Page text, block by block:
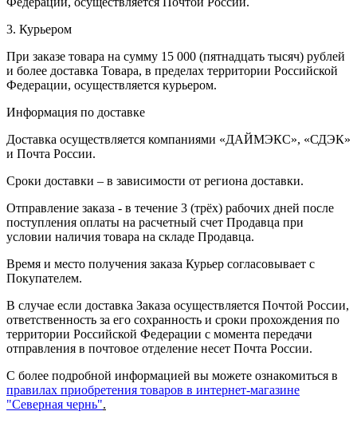
3. Курьером
При заказе товара на сумму 15 000 (пятнадцать тысяч) рублей
и более доставка Товара, в пределах территории Российской
Федерации, осуществляется курьером.
Информация по доставке
Доставка осуществляется компаниями «ДАЙМЭКС», «СДЭК»
и Почта России.
Сроки доставки – в зависимости от региона доставки.
Отправление заказа - в течение 3 (трёх) рабочих дней после
поступления оплаты на расчетный счет Продавца при
условии наличия товара на складе Продавца.
Время и место получения заказа Курьер согласовывает с
Покупателем.
В случае если доставка Заказа осуществляется Почтой России,
ответственность за его сохранность и сроки прохождения по
территории Российской Федерации с момента передачи
отправления в почтовое отделение несет Почта России.
С более подробной информацией вы можете ознакомиться в
правилах приобретения товаров в интернет-магазине
"Северная чернь".